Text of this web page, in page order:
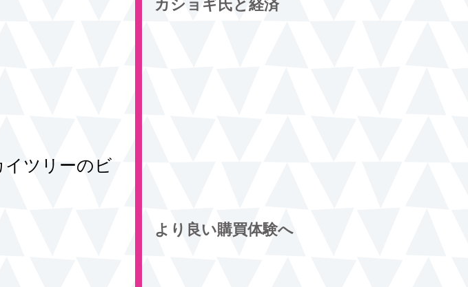
カショギ氏と経済
より良い購買体験へ